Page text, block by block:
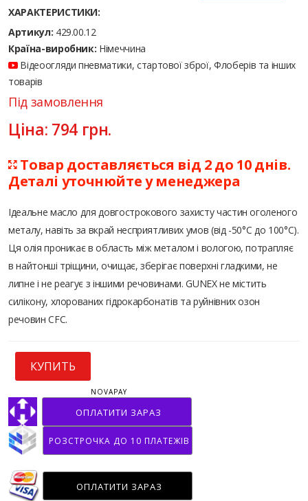
ХАРАКТЕРИСТИКИ:
Артикул: 429.00.12
Країна-виробник: Німеччина
Відеоогляди пневматики, стартової зброї, Флоберів та інших
товарів
Під замовлення
Ціна: 794грн.
Товар доставляється від 2 до 10 днів.
Деталі уточнюйте у менеджера
Ідеальне масло для довгострокового захисту частин оголеного
металу, навіть за вкрай несприятливих умов (від -50°С до 100°С).
Ця олія проникає в область між металом і вологою, потрапляє
в найтонші тріщини, очищає, зберігає поверхні гладкими, не
липне і не реагує з іншими речовинами. GUNEX не містить
силікону, хлорованих гідрокарбонатів та руйнівних озон
речовин CFC.
КУПИТЬ
ОПЛАТИТИ ЗАРАЗ
NOVAPAY
РОЗСТРОЧКА ДО 10 ПЛАТЕЖІВ
ОПЛАТИТИ ЗАРАЗ